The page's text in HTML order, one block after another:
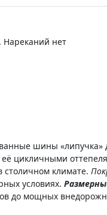
Нареканий нет
шины «липучка»
цикличными
климате.
условиях.
до мощных